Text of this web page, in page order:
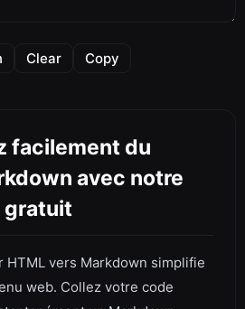
Clear Copy
facilement du
avec notre
gratuit
vers Markdown simplifie
web. Collez votre code